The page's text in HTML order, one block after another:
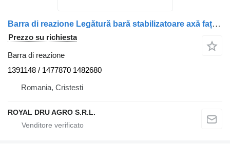
Barra di reazione Legătură bară stabilizatoare axă față 1391148 per camion Scania – Coduri: 1391148, 1477870, 1482680
Prezzo su richiesta
Barra di reazione
1391148 / 1477870 1482680
Romania, Cristesti
ROYAL DRU AGRO S.R.L.